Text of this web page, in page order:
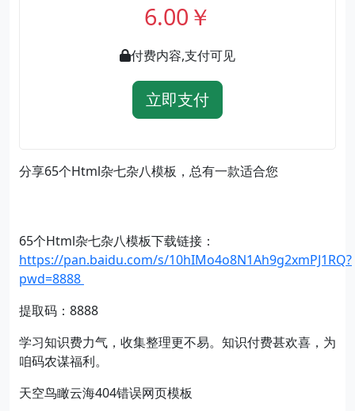
6.00￥
付费内容,支付可见
立即支付
分享65个Html杂七杂八模板，总有一款适合您
65个Html杂七杂八模板下载链接：
https://pan.baidu.com/s/10hIMo4o8N1Ah9g2xmPJ1RQ?
pwd=8888
提取码：8888
学习知识费力气，收集整理更不易。知识付费甚欢喜，为
咱码农谋福利。
天空鸟瞰云海404错误网页模板